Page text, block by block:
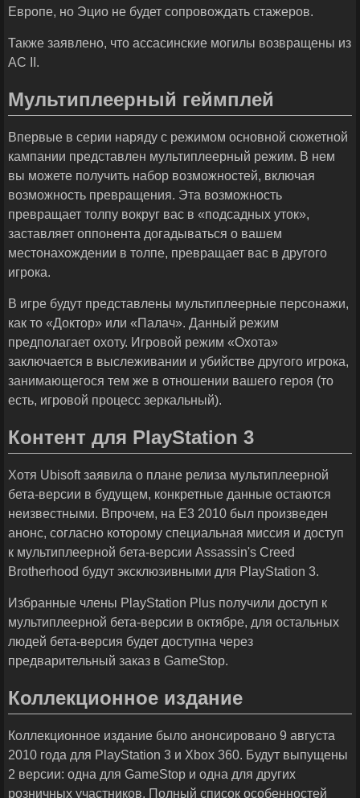
Европе, но Эцио не будет сопровождать стажеров.
Также заявлено, что ассасинские могилы возвращены из
AC II.
Мультиплеерный геймплей
Впервые в серии наряду с режимом основной сюжетной
кампании представлен мультиплеерный режим. В нем
вы можете получить набор возможностей, включая
возможность превращения. Эта возможность
превращает толпу вокруг вас в «подсадных уток»,
заставляет оппонента догадываться о вашем
местонахождении в толпе, превращает вас в другого
игрока.
В игре будут представлены мультиплеерные персонажи,
как то «Доктор» или «Палач». Данный режим
предполагает охоту. Игровой режим «Охота»
заключается в выслеживании и убийстве другого игрока,
занимающегося тем же в отношении вашего героя (то
есть, игровой процесс зеркальный).
Контент для PlayStation 3
Хотя Ubisoft заявила о плане релиза мультиплеерной
бета-версии в будущем, конкретные данные остаются
неизвестными. Впрочем, на E3 2010 был произведен
анонс, согласно которому специальная миссия и доступ
к мультиплеерной бета-версии Assassin's Creed
Brotherhood будут эксклюзивными для PlayStation 3.
Избранные члены PlayStation Plus получили доступ к
мультиплеерной бета-версии в октябре, для остальных
людей бета-версия будет доступна через
предварительный заказ в GameStop.
Коллекционное издание
Коллекционное издание было анонсировано 9 августа
2010 года для PlayStation 3 и Xbox 360. Будут выпущены
2 версии: одна для GameStop и одна для других
розничных участников. Полный список особенностей